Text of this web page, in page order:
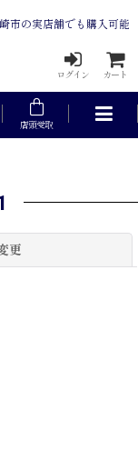
市の実店舗でも購入可能
ログイン カート
店頭受取
更